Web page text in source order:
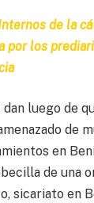
de la
por los
luego de
de
en
de una
sicariato en